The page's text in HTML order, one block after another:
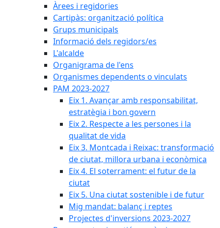
Àrees i regidories
Cartipàs: organització política
Grups municipals
Informació dels regidors/es
L'alcalde
Organigrama de l'ens
Organismes dependents o vinculats
PAM 2023-2027
Eix 1. Avançar amb responsabilitat,
estratègia i bon govern
Eix 2. Respecte a les persones i la
qualitat de vida
Eix 3. Montcada i Reixac: transformació
de ciutat, millora urbana i econòmica
Eix 4. El soterrament: el futur de la
ciutat
Eix 5. Una ciutat sostenible i de futur
Mig mandat: balanç i reptes
Projectes d'inversions 2023-2027